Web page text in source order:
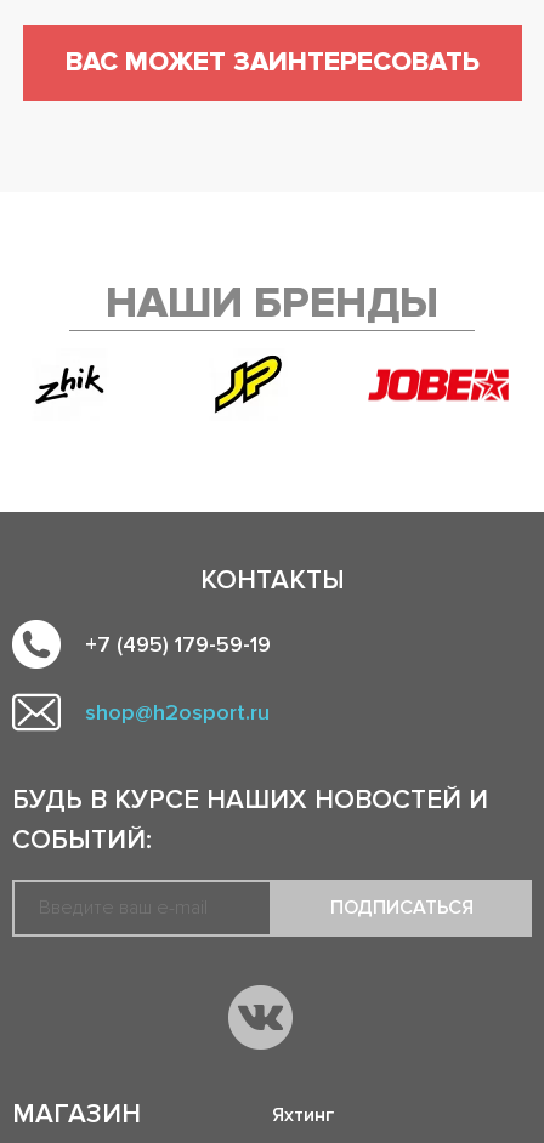
ВАС МОЖЕТ ЗАИНТЕРЕСОВАТЬ
НАШИ БРЕНДЫ
КОНТАКТЫ
+7 (495) 179-59-19
shop@h2osport.ru
БУДЬ В КУРСЕ НАШИХ НОВОСТЕЙ И
СОБЫТИЙ:
ПОДПИСАТЬСЯ
МАГАЗИН
Яхтинг